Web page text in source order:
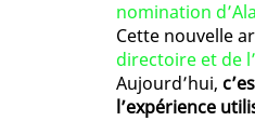
nomination
Cette nouvelle
directoire et de
Aujourd’hui,
l’expérience